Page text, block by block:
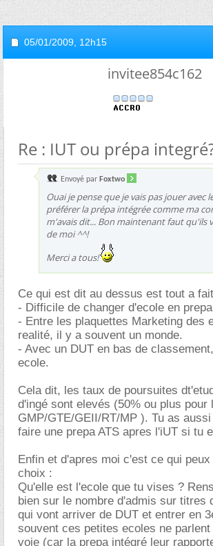
05/01/2009, 12h15
invitee854c162
Re : IUT ou prépa
Envoyé par Foxtwo
Ouai je pense que je vais pas jouer avec
préférer la prépa intégrée comme ma
m'avais dit... Bon maintenant faut qu'ils
de moi ^^!
Merci a tous!
Ce qui est dit au dessus est tout a
- Difficile de changer d'ecole en
- Entre les plaquettes Marketing des
realité, il y a souvent un monde.
- Avec un DUT en bas de
ecole.
Cela dit, les taux de poursuites
d'ingé sont elevés (50% ou plus pour
GMP/GTE/GEII/RT/MP ). Tu as
faire une prepa ATS apres l'iUT si tu
Enfin et d'apres moi c'est ce qui
choix :
Qu'elle est l'ecole que tu vises ?
bien sur le nombre d'admis sur titres
qui vont arriver de DUT et entrer en
souvent ces petites ecoles ne
voie (car la prepa intégré leur